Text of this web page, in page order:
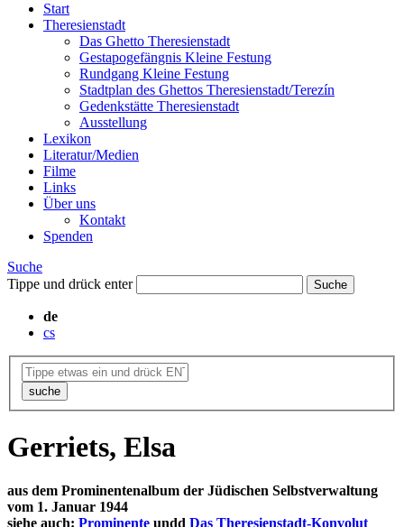
Start
Theresienstadt
Das Ghetto Theresienstadt
Gestapogefängnis Kleine Festung
Rundgang Kleine Festung
Stadtplan des Ghettos Theresienstadt/Terezín
Gedenkstätte Theresienstadt
Ausstellung
Lexikon
Literatur/Medien
Filme
Links
Über uns
Kontakt
Spenden
Suche
Tippe und drück enter
Suche
de
cs
suche
Gerriets, Elsa
aus dem Prominentenalbum der Jüdischen Selbstverwaltung
vom 1. Januar 1944
siehe auch: Prominente undd Das Theresienstadt-Konvolut